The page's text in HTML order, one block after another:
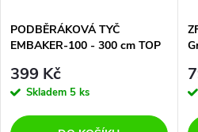
p
r
o
s
p
r
PODBĚRÁKOVÁ TYČ
EMBAKER-100 - 300 cm TOP
399 Kč
Skladem 5 ks